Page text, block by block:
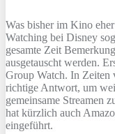
Was bisher im Kino
Watching bei Disney
gesamte Zeit
ausgetauscht werden.
Group Watch. In Zeiten
richtige Antwort, um
gemeinsame Streamen
hat kürzlich auch
eingeführt.